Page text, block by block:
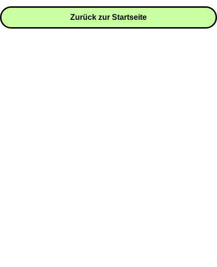
Zurück zur Startseite